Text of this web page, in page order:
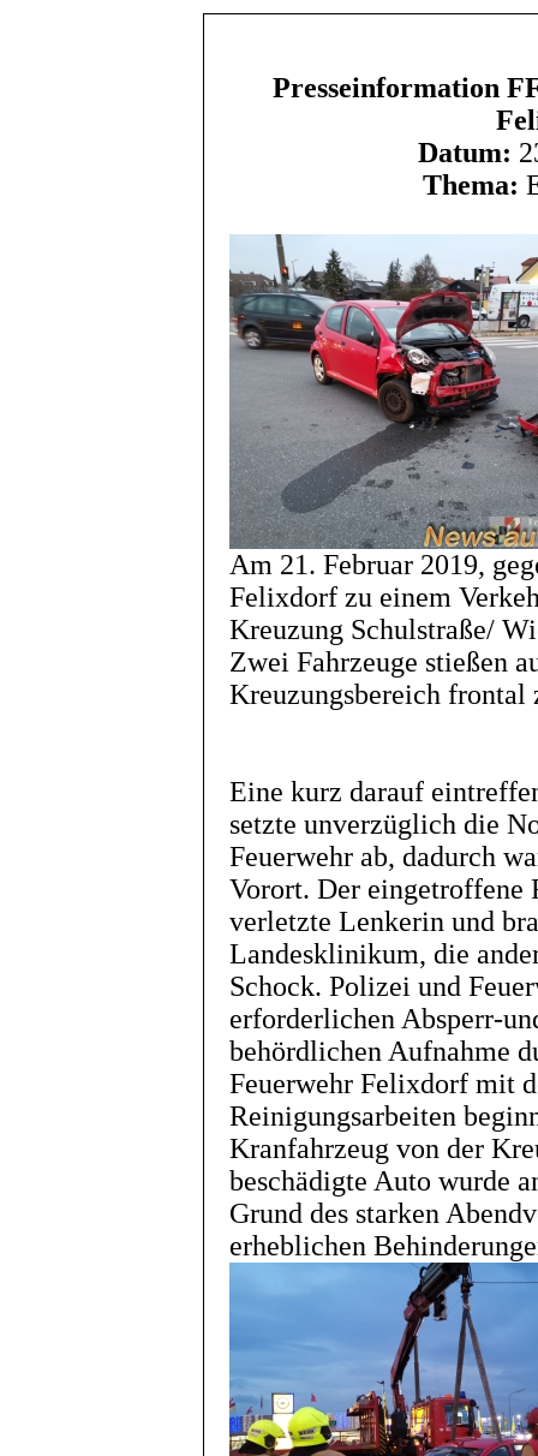
Presseinformation
Datum:
Thema:
Am 21. Februar 2019,
Felixdorf zu einem
Kreuzung Schulstraße/
Zwei Fahrzeuge stießen
Kreuzungsbereich frontal
Eine kurz darauf
setzte unverzüglich die
Feuerwehr ab, dadurch
Vorort. Der eingetroffene
verletzte Lenkerin und
Landesklinikum, die
Schock. Polizei und
erforderlichen Absperr-
behördlichen Aufnahme
Feuerwehr Felixdorf mit
Reinigungsarbeiten
Kranfahrzeug von der
beschädigte Auto wurde
Grund des starken
erheblichen